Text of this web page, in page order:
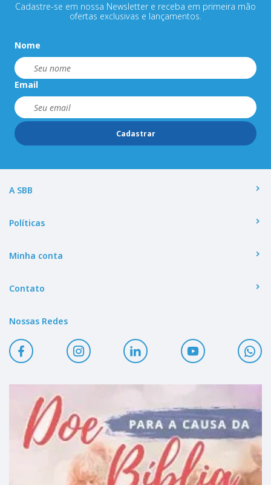
Cadastre-se em nossa Newsletter e receba em primeira mão
ofertas exclusivas e lançamentos.
Nome
Email
Cadastrar
A SBB
Políticas
Minha conta
Contato
Nossas Redes